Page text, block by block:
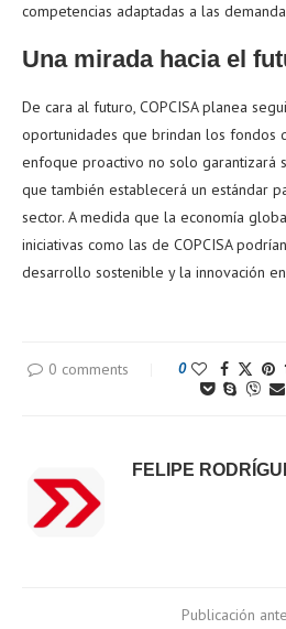
competencias adaptadas a las
Una mirada hacia el
De cara al futuro, COPCISA planea
oportunidades que brindan los fondos
enfoque proactivo no solo garantizará
que también establecerá un estándar
sector. A medida que la economía
iniciativas como las de COPCISA
desarrollo sostenible y la innovación
0 comments 0
FELIPE
Publicación